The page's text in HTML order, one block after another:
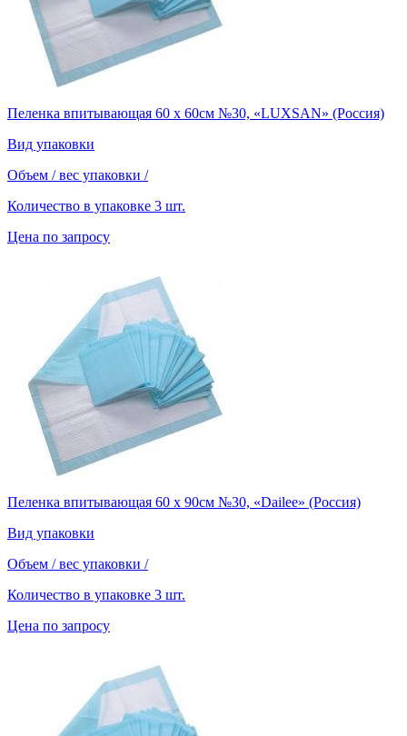
Пеленка впитывающая 60 х 60см №30, «LUXSAN» (Россия)
Вид упаковки
Объем / вес упаковки /
Количество в упаковке 3 шт.
Цена по запросу
Пеленка впитывающая 60 х 90см №30, «Dailee» (Россия)
Вид упаковки
Объем / вес упаковки /
Количество в упаковке 3 шт.
Цена по запросу